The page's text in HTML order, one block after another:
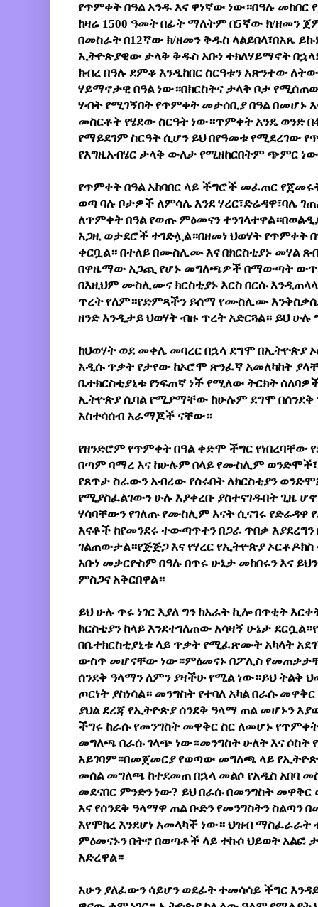
የጥምቀት በዓል አንዱ እና ዋነኛው ነው።በዓሉ መከበር
ከዛሬ 1500 ዓመት በፊት ማለትም በ5ኛው ክ/ዘመን
በመስራት በ12ኛው ክ/ዘመን ቅዱስ ላልይበላ፣በአጼ
ኢትዮጵያዊው ታላቅ ቅዱስ አቡነ ተክለሃይማኖት
ክብረ በዓሉ ደምቆ እንዲከበር ስርዓቱን አጽንተው
ሃይማኖታዊ በዓል ነው።በክርስትና ታላቅ ቦታ
ሃብት የሚገኝበት የጥምቀት መታሰቢያ በዓል በመሆኑ
መስርቶት የሄደው ስርዓት ነው።ጥምቀት አንዴ ወንድ
የማይደገም ስርዓት ሲሆን ይህ በየዓመቱ የሚደረገው
የእግዚአብሄር ታላቅ ውለታ የሚዘከርበትም ጭምር
የጥምቀት በዓል አከባበር ላይ ችግሮች መፈጠር
ወጣ ባሉ ቦታዎች ለምሳሌ እንደ ሃረር፣ድሬዳዋ፣ባሌ
ለጥምቀት በዓል የወጡ ምዕመናን
አጋዚ ወታደሮች ተገድሏል።በዘመነ ህወሃት የጥምቀት
ቀርቧል። በተለይ በሙስሊሙ እና በክርስቲያኑ መሃል
በዋዜማው አጋጪ የሆኑ መግለጫዎች በማውጣት
በእዚህም ሙስሊሙና ክርስቲያኑ እርስ በርሱ
ጥረት የለም።የድምጻችን ይሰማ የሙስሊሙ እንቅስቃሴ
ዘንድ እንዲታይ ህወሃት ብዙ ጥረት አድርጓል። ይህ ሁሉ
ከህወሃት ወደ መቀሌ መባረር በኋላ ደግሞ በኢትዮጵያ
አዲሱ ጥቃት የታየው ከኦሮሞ ጽንፈኛ አመለካከት
ቤተክርስቲያኒቱ የነፍጠኛ ነች የሚለው ትርክት ሰለባዎች
ኢትዮጵያ ሲባል የሚያማቸው ከሁሉም ደግሞ በሰንደቅ
አስተሳሰብ አራማጆች ናቸው።
የዘንድሮም የጥምቀት በዓል ቀድሞ ችግር የነበረባቸው
በጣም ባማረ እና ከሁሉም በላይ የሙስሊም
የጸጥታ ስራውን አብረው የሰሩበት ለክርስቲያን
የሚያስፈልገውን ሁሉ እያቀረቡ ያስተናገዱበት ጊዜ
ሃሳባቸውን የገለጡ የሙስሊም እናት ሲናገሩ የድሬዳዋ
እናቶች ከየመንደሩ ተውጣጥተን በጋራ ጥበቃ
ገልጠውታል።የጅጅጋ እና የሃረር የኢትዮጵያ
አቡነ መቃርዮስም በዓሉ በጥሩ ሁኔታ መከበሩን እና
ምስጋና አቅርበዋል።
ይህ ሁሉ ጥሩ ነገር እያለ ግን ከአራት ኪሎ በጥቂት
ክርስቲያን ከላይ እንደተገለጠው አሳዛኝ ሁኔታ
በቤተክርስቲያኒቱ ላይ ጥቃት የሚፈጽሙት አካላት
ውስጥ መሆናቸው ነው።ምዕመናኑ በፖሊስ
ሰንደቅ ዓላማን ለምን ያዛችሁ የሚል ነው።ይህ ትልቅ
ጦርነት ያስነሳል። መንግስት የተባለ አካል በራሱ
ያህል ደረጃ የኢትዮጵያ ሰንደቅ ዓላማ ጠል መሆኑን
ችግሩ ከራሱ የመንግስት መዋቅር ስር ለመሆኑ
መግለጫ በራሱ ገላጭ ነው።መንግስት ሁለት እና ሶስት
አይገባም።በመጀመርያ የወጣው መግለጫ ላይ የኢትዮጵያ
መሰል መግለጫ ከተደመጠ በኋላ መልሶ የአዲስ አበባ
መደናበር ምንድን ነው? ይህ በራሱ በመንግስት
እና የሰንደቅ ዓላማዋ ጠል ቡድን የመንግስትን
እየሞከረ እንደሆነ አመላካች ነው። ህዝብ ማስፈራራት
ምዕመናኑን በትኖ በወጣቶች ላይ ተኩሶ ህይወት አልፎ
አድረዋል።
አሁን ያለፈውን ሳይሆን ወደፊት ተመሳሳይ ችግር